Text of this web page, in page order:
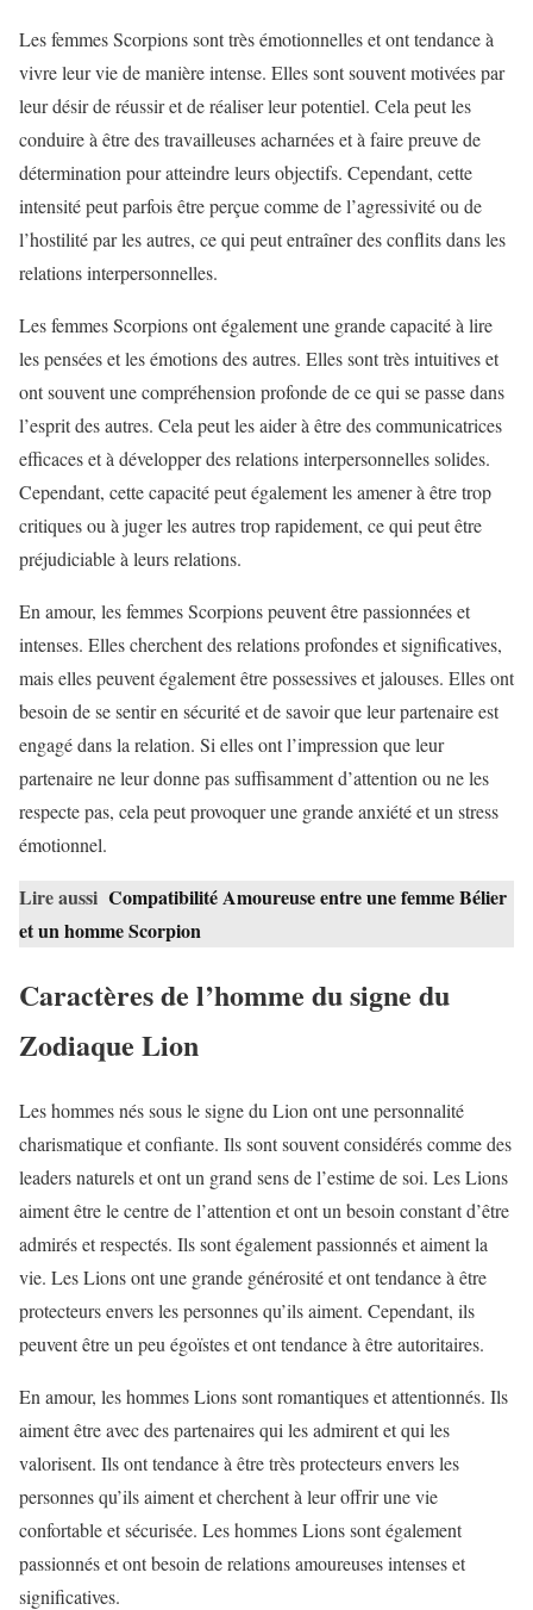
Les femmes Scorpions sont très émotionnelles et ont tendance à
vivre leur vie de manière intense. Elles sont souvent motivées par
leur désir de réussir et de réaliser leur potentiel. Cela peut les
conduire à être des travailleuses acharnées et à faire preuve de
détermination pour atteindre leurs objectifs. Cependant, cette
intensité peut parfois être perçue comme de l’agressivité ou de
l’hostilité par les autres, ce qui peut entraîner des conflits dans les
relations interpersonnelles.
Les femmes Scorpions ont également une grande capacité à lire
les pensées et les émotions des autres. Elles sont très intuitives et
ont souvent une compréhension profonde de ce qui se passe dans
l’esprit des autres. Cela peut les aider à être des communicatrices
efficaces et à développer des relations interpersonnelles solides.
Cependant, cette capacité peut également les amener à être trop
critiques ou à juger les autres trop rapidement, ce qui peut être
préjudiciable à leurs relations.
En amour, les femmes Scorpions peuvent être passionnées et
intenses. Elles cherchent des relations profondes et significatives,
mais elles peuvent également être possessives et jalouses. Elles ont
besoin de se sentir en sécurité et de savoir que leur partenaire est
engagé dans la relation. Si elles ont l’impression que leur
partenaire ne leur donne pas suffisamment d’attention ou ne les
respecte pas, cela peut provoquer une grande anxiété et un stress
émotionnel.
Lire aussi Compatibilité Amoureuse entre une femme Bélier
et un homme Scorpion
Caractères de l’homme du signe du
Zodiaque Lion
Les hommes nés sous le signe du Lion ont une personnalité
charismatique et confiante. Ils sont souvent considérés comme des
leaders naturels et ont un grand sens de l’estime de soi. Les Lions
aiment être le centre de l’attention et ont un besoin constant d’être
admirés et respectés. Ils sont également passionnés et aiment la
vie. Les Lions ont une grande générosité et ont tendance à être
protecteurs envers les personnes qu’ils aiment. Cependant, ils
peuvent être un peu égoïstes et ont tendance à être autoritaires.
En amour, les hommes Lions sont romantiques et attentionnés. Ils
aiment être avec des partenaires qui les admirent et qui les
valorisent. Ils ont tendance à être très protecteurs envers les
personnes qu’ils aiment et cherchent à leur offrir une vie
confortable et sécurisée. Les hommes Lions sont également
passionnés et ont besoin de relations amoureuses intenses et
significatives.